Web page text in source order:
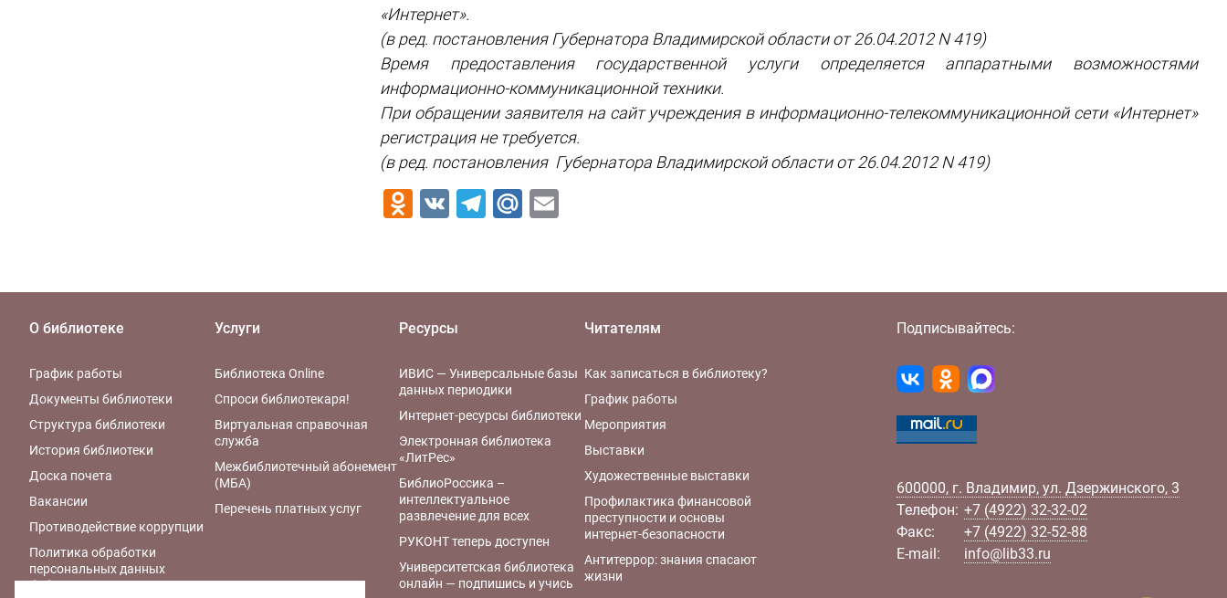
«Интернет».
(в ред. постановления Губернатора Владимирской области от 26.04.2012 N 419)
Время предоставления государственной услуги определяется аппаратными возможностями
информационно-коммуникационной техники.
При обращении заявителя на сайт учреждения в информационно-телекоммуникационной сети «Интернет»
регистрация не требуется.
(в ред. постановления Губернатора Владимирской области от 26.04.2012 N 419)
Odnoklassniki
VK Telegram
Mail.Ru
О библиотеке
График работы
Документы библиотеки
Структура библиотеки
История библиотеки
Доска почета
Вакансии
Противодействие коррупции
Политика обработки
персональных данных
библиотеки
Услуги
Библиотека Online
Спроси библиотекаря!
Виртуальная справочная
служба
Межбиблиотечный абонемент
(МБА)
Перечень платных услуг
Ресурсы
ИВИС — Универсальные базы
данных периодики
Интернет-ресурсы библиотеки
Электронная библиотека
«ЛитРес»
БиблиоРоссика –
интеллектуальное
развлечение для всех
РУКОНТ теперь доступен
Университетская библиотека
онлайн — подпишись и учись
Читателям
Как записаться в библиотеку?
График работы
Мероприятия
Выставки
Художественные выставки
Профилактика финансовой
преступности и основы
интернет-безопасности
Антитеррор: знания спасают
жизни
Подписывайтесь:
600000, г. Владимир, ул. Дзержинского, 3
Телефон: +7 (4922) 32-32-02
Факс:
+7 (4922) 32-52-88
E-mail:
info@lib33.ru